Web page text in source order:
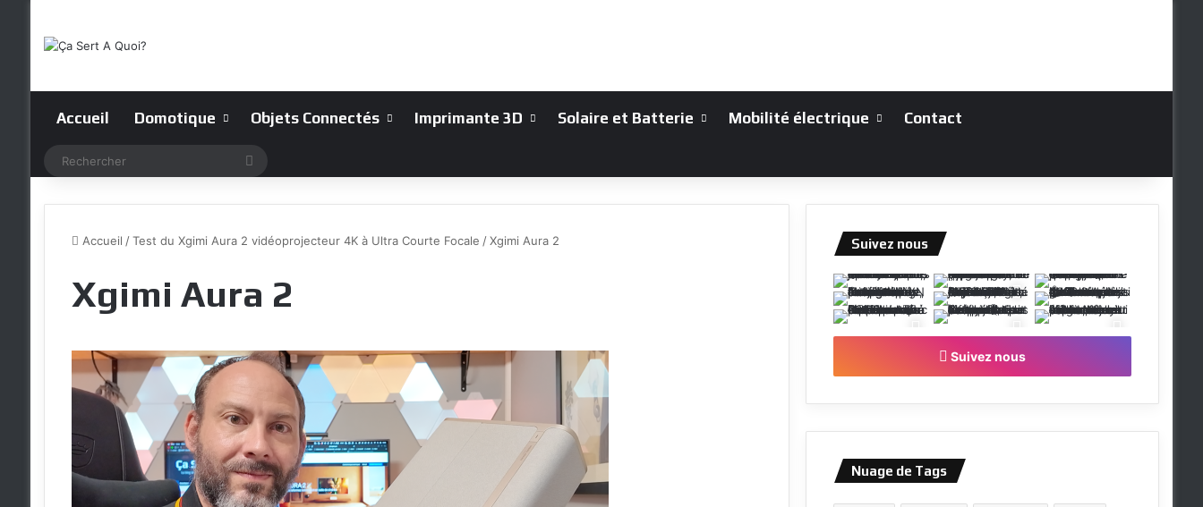
Accueil Domotique Objets Connectés Imprimante 3D Solaire et Batterie Mobilité électrique Contact
Accueil / Test du Xgimi Aura 2 vidéoprojecteur 4K à Ultra Courte Focale / Xgimi Aura 2
Xgimi Aura 2
Suivez nous
Suivez nous
Nuage de Tags